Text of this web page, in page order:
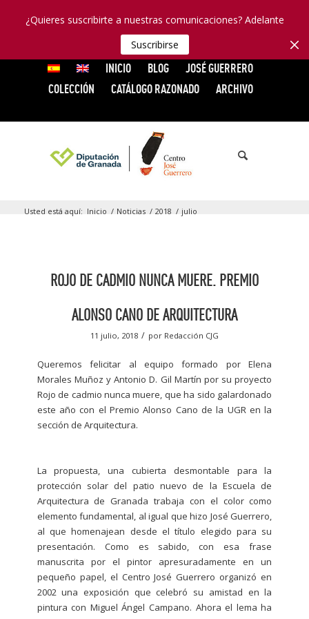
¿Quieres suscribirte a nuestras comunicaciones? Adelante
Suscribirse
INICIO BLOG
JOSÉ GUERRERO
COLECCIÓN
CATÁLOGO RAZONADO ARCHIVO
Usted está aquí: Inicio / Noticias / 2018 / julio
ROJO DE CADMIO NUNCA MUERE. PREMIO
ALONSO CANO DE ARQUITECTURA
11 julio, 2018 / por Redacción CJG
Queremos felicitar al equipo formado por Elena
Morales Muñoz y Antonio D. Gil Martín por su proyecto
Rojo de cadmio nunca muere, que ha sido galardonado
este año con el Premio Alonso Cano de la UGR en la
sección de Arquitectura.
La propuesta, una cubierta desmontable para la
protección solar del patio nuevo de la Escuela de
Arquitectura de Granada trabaja con el color como
elemento fundamental, al igual que hizo José Guerrero,
al que homenajean desde el título elegido para su
presentación. Como es sabido, con esa frase
manuscrita por el pintor apresuradamente en un
pequeño papel, el Centro José Guerrero organizó en
2002 una exposición que celebró su amistad en la
pintura con Miguel Ángel Campano. Ahora el lema ha